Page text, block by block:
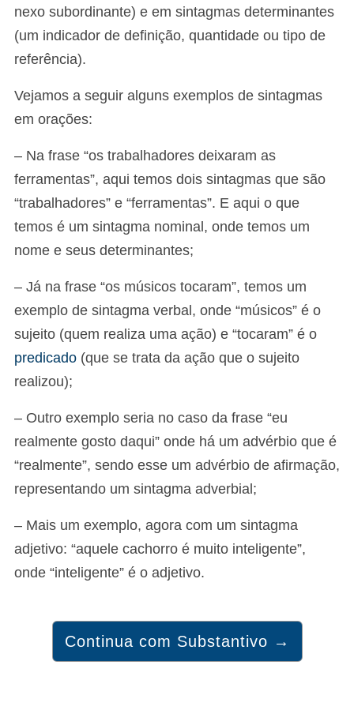
nexo subordinante) e em sintagmas determinantes
(um indicador de definição, quantidade ou tipo de
referência).
Vejamos a seguir alguns exemplos de sintagmas
em orações:
– Na frase “os trabalhadores deixaram as
ferramentas”, aqui temos dois sintagmas que são
“trabalhadores” e “ferramentas”. E aqui o que
temos é um sintagma nominal, onde temos um
nome e seus determinantes;
– Já na frase “os músicos tocaram”, temos um
exemplo de sintagma verbal, onde “músicos” é o
sujeito (quem realiza uma ação) e “tocaram” é o
predicado (que se trata da ação que o sujeito
realizou);
– Outro exemplo seria no caso da frase “eu
realmente gosto daqui” onde há um advérbio que é
“realmente”, sendo esse um advérbio de afirmação,
representando um sintagma adverbial;
– Mais um exemplo, agora com um sintagma
adjetivo: “aquele cachorro é muito inteligente”,
onde “inteligente” é o adjetivo.
Continua com Substantivo →